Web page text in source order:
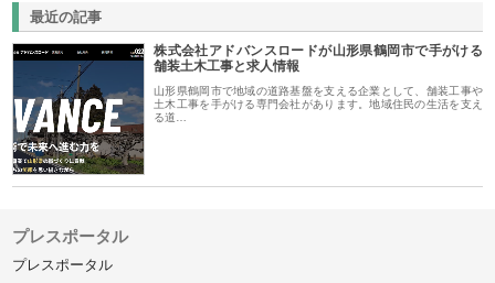
最近の記事
株式会社アドバンスロードが山形県鶴岡市で手がける
舗装土木工事と求人情報
山形県鶴岡市で地域の道路基盤を支える企業として、舗装工事や
土木工事を手がける専門会社があります。地域住民の生活を支え
る道…
プレスポータル
プレスポータル